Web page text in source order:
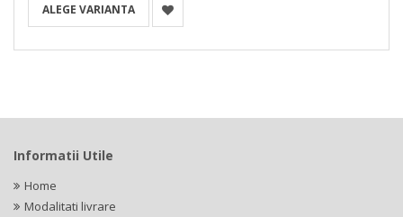
ALEGE VARIANTA
Informatii Utile
Home
Modalitati livrare